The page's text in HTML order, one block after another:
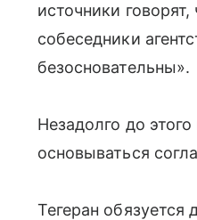
источники
собеседники
безосновательны».
Незадолго до
основываться
Тегеран